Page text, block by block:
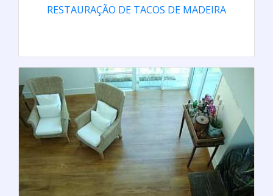
RESTAURAÇÃO DE TACOS DE MADEIRA